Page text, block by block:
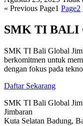
« Previous Page1 Page2
SMK TI BALI
SMK TI Bali Global
berkomitmen untuk
dengan fokus pada
Daftar Sekarang
SMK TI Bali Global
Jimbaran
Kuta Selatan Badung,